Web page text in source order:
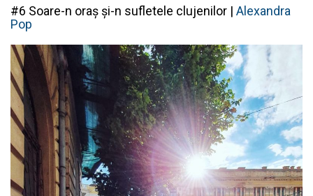
#6 Soare-n oraș și-n sufletele clujenilor | Alexandra
Pop